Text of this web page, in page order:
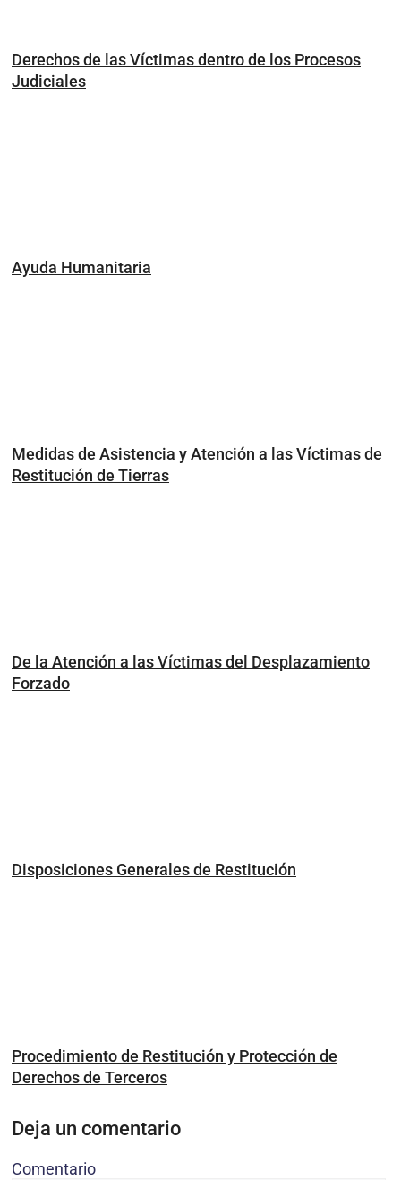
Derechos de las Víctimas dentro de los Procesos
Judiciales
Ayuda Humanitaria
Medidas de Asistencia y Atención a las Víctimas de
Restitución de Tierras
De la Atención a las Víctimas del Desplazamiento
Forzado
Disposiciones Generales de Restitución
Procedimiento de Restitución y Protección de
Derechos de Terceros
Deja un comentario
Comentario